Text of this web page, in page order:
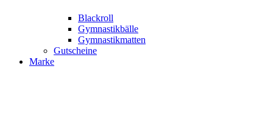
Blackroll
Gymnastikbälle
Gymnastikmatten
Gutscheine
Marke